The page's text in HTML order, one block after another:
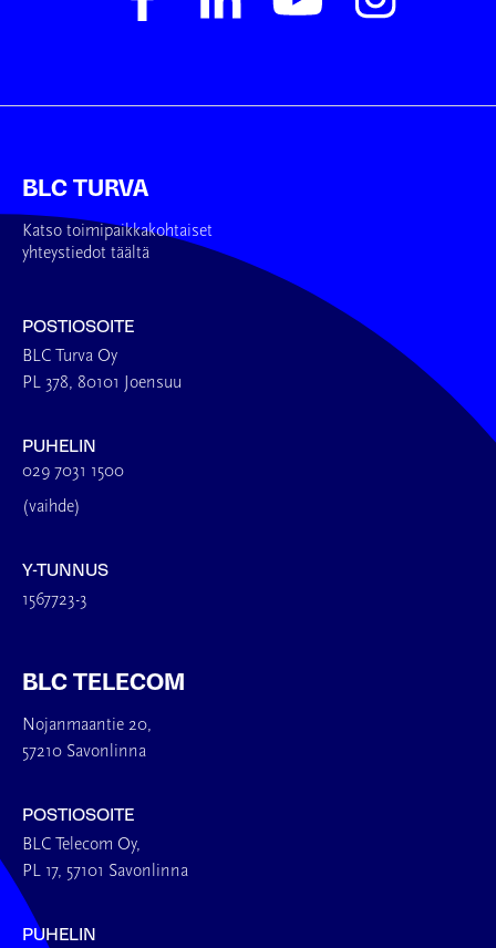
BLC TURVA
Katso toimipaikkakohtaiset
yhteystiedot täältä
POSTIOSOITE
BLC Turva Oy
PL 378, 80101 Joensuu
PUHELIN
029 7031 1500
(vaihde)
Y-TUNNUS
1567723-3
BLC TELECOM
Nojanmaantie 20,
57210 Savonlinna
POSTIOSOITE
BLC Telecom Oy,
PL 17, 57101 Savonlinna
PUHELIN